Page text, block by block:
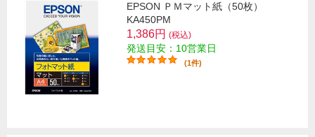
EPSON ＰＭマット紙（50枚）
KA450PM
1,386円 (税込)
発送目安：10営業日
(1件)